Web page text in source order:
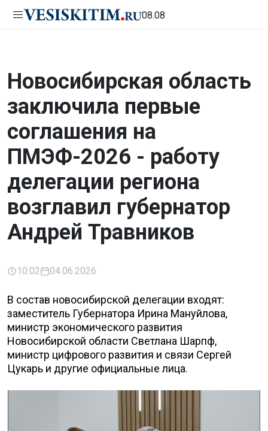
08.08
Новосибирская область
заключила первые
соглашения на
ПМЭФ-2026 - работу
делегации региона
возглавил губернатор
Андрей Травников
10:02 04.06.2026
В состав новосибирской делегации входят:
заместитель Губернатора Ирина Мануйлова,
министр экономического развития
Новосибирской области Светлана Шарпф,
министр цифрового развития и связи Сергей
Цукарь и другие официальные лица.